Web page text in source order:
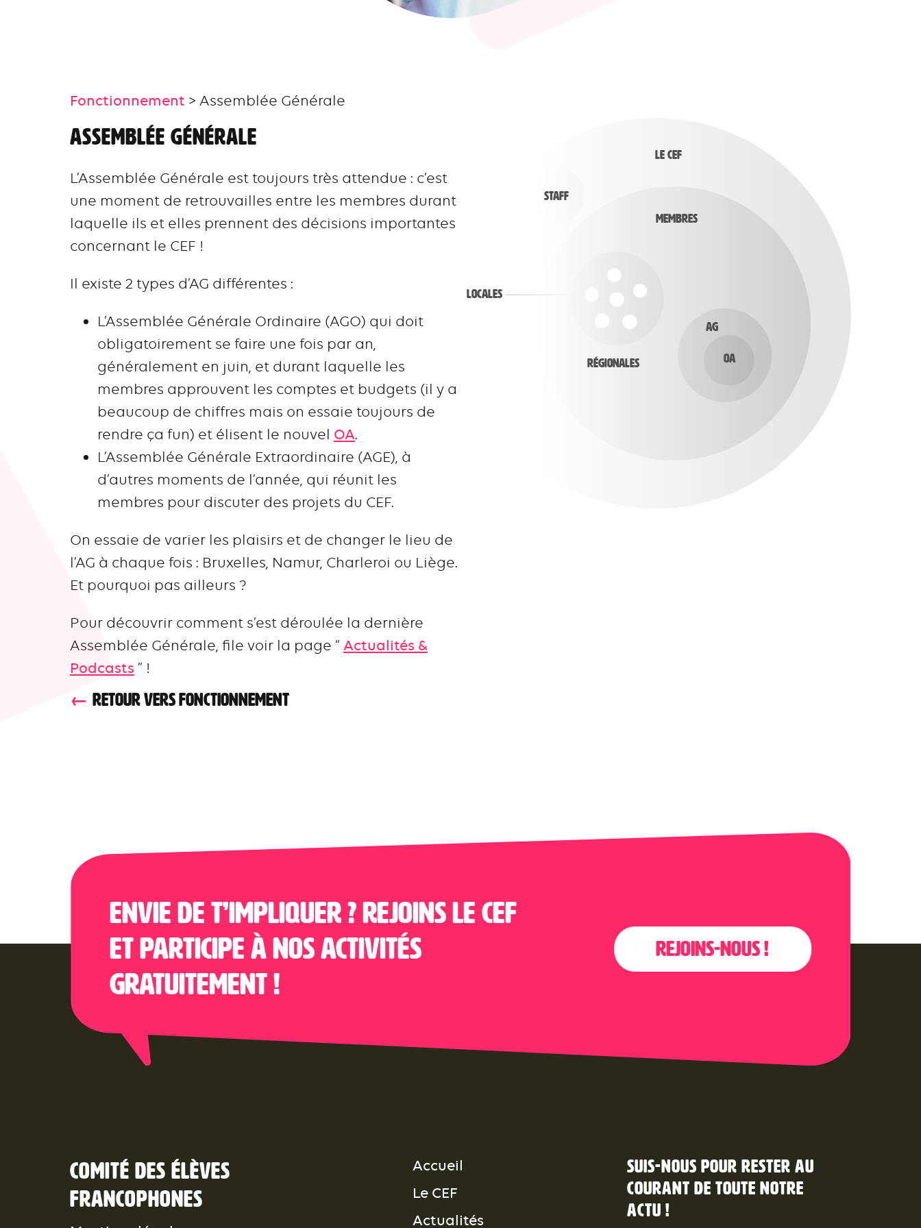
Fonctionnement > Assemblée Générale
Assemblée Générale
L’Assemblée Générale est toujours très attendue : c’est
une moment de retrouvailles entre les membres durant
laquelle ils et elles prennent des décisions importantes
concernant le CEF !
Il existe 2 types d’AG différentes :
L’Assemblée Générale Ordinaire (AGO) qui doit
obligatoirement se faire une fois par an,
généralement en juin, et durant laquelle les
membres approuvent les comptes et budgets (il y a
beaucoup de chiffres mais on essaie toujours de
rendre ça fun) et élisent le nouvel OA.
L’Assemblée Générale Extraordinaire (AGE), à
d’autres moments de l’année, qui réunit les
membres pour discuter des projets du CEF.
On essaie de varier les plaisirs et de changer le lieu de
l’AG à chaque fois : Bruxelles, Namur, Charleroi ou Liège.
Et pourquoi pas ailleurs ?
Pour découvrir comment s’est déroulée la dernière
Assemblée Générale, file voir la page “ Actualités &
Podcasts ” !
Le Cef
Membres
Staff
Régionales
Locales
AG
OA
RETOUR VERS FONCTIONNEMENT
Envie de t’impliquer ? Rejoins le CEF
et participe à nos activités
gratuitement !
Rejoins-nous !
Comité des élèves
francophones
Accueil
Le CEF
Actualités
Suis-nous pour rester au
courant de toute notre
actu !